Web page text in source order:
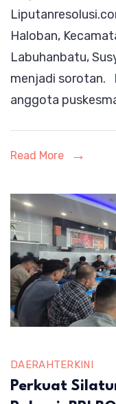
Haloban,
Labuhanbatu,
menjadi sorotan.
anggota
Read More
DAERAHTERKINI
Perkuat